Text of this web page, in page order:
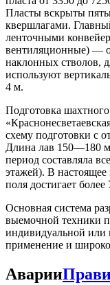
Пласты вскрыты
квершлагами.
ленточными
вентиляционные) —
наклонных стволов,
используют
4 м.
Подготовка
схему подготовки с
Длина лав 150—180
период составляла
этажей). В
поля достигает более
Основная система
выемочной техники
индивидуальной или
применение и
Аварии